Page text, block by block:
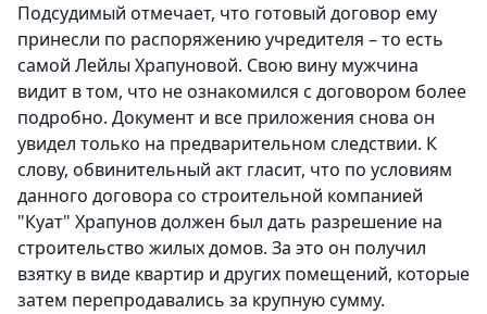
Подсудимый отмечает, что готовый договор ему
принесли по распоряжению учредителя – то есть
самой Лейлы Храпуновой. Свою вину мужчина
видит в том, что не ознакомился с договором более
подробно. Документ и все приложения снова он
увидел только на предварительном следствии. К
слову, обвинительный акт гласит, что по условиям
данного договора со строительной компанией
"Куат" Храпунов должен был дать разрешение на
строительство жилых домов. За это он получил
взятку в виде квартир и других помещений, которые
затем перепродавались за крупную сумму.